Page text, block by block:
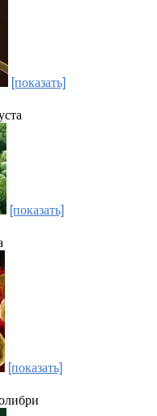
[показать]
[показать]
[показать]